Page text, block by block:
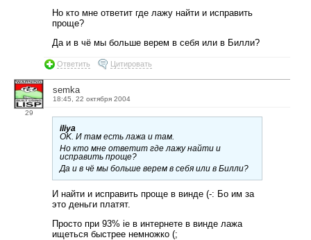
Но кто мне ответит где лажу найти и исправить
проще?
Да и в чё мы больше верем в себя или в Билли?
Ответить Цитировать
29
semka
18:45, 22 октября 2004
iliya
OK. И там есть лажа и там.
Но кто мне ответит где лажу найти и
исправить проще?
Да и в чё мы больше верем в себя или в Билли?
И найти и исправить проще в винде (-: Бо им за
это деньги платят.
Просто при 93% ie в интернете в винде лажа
ищеться быстрее немножко (;